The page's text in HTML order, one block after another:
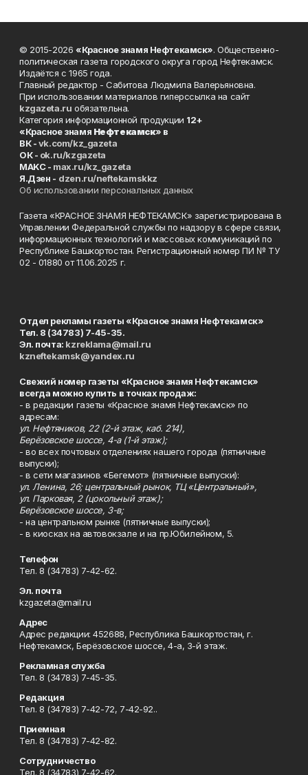
© 2015-2026 «Красное знамя Нефтекамск». Общественно-
политическая газета городского округа город Нефтекамск.
Издаётся с 1965 года.
Главный редактор - Сабитова Людмила Валерьяновна.
При использовании материалов гиперссылка на сайт
kzgazeta.ru обязательна.
Категория информационной продукции 12+
«Красное знамя Нефтекамск» в
ВК -vk.com/kz_gazeta
ОК - ok.ru/kzgazeta
MAKC - max.ru/kz_gazeta
Я.Дзен - dzen.ru/neftekamskkz
Об использовании персональных данных
Газета «КРАСНОЕ ЗНАМЯ НЕФТЕКАМСК» зарегистрирована в
Управлении Федеральной службы по надзору в сфере связи,
информационных технологий и массовых коммуникаций по
Республике Башкортостан. Регистрационный номер ПИ № ТУ
02 - 01880 от 11.06.2025 г.
Отдел рекламы газеты «Красное знамя Нефтекамск»
Тел. 8 (34783) 7-45-35.
Эл. почта: kzreklama@mail.ru
kzneftekamsk@yandex.ru
Свежий номер газеты «Красное знамя Нефтекамск»
всегда можно купить в точках продаж:
- в редакции газеты «Красное знамя Нефтекамск» по
адресам:
ул. Нефтяников, 22 (2-й этаж, каб. 214),
Берёзовское шоссе, 4-а (1-й этаж);
- во всех почтовых отделениях нашего города (пятничные
выпуски);
- в сети магазинов «Бегемот» (пятничные выпуски):
ул. Ленина, 26; центральный рынок, ТЦ «Центральный»,
ул. Парковая, 2 (цокольный этаж);
Берёзовское шоссе, 3-в;
- на центральном рынке (пятничные выпуски);
- в киосках на автовокзале и на пр.Юбилейном, 5.
Телефон
Тел. 8 (34783) 7-42-62.
Эл. почта
kzgazeta@mail.ru
Адрес
Адрес редакции: 452688, Республика Башкортостан, г.
Нефтекамск, Берёзовское шоссе, 4-а, 3-й этаж.
Рекламная служба
Тел. 8 (34783) 7-45-35.
Редакция
Тел. 8 (34783) 7-42-72, 7-42-92..
Приемная
Тел. 8 (34783) 7-42-82.
Сотрудничество
Тел. 8 (34783) 7-42-62.